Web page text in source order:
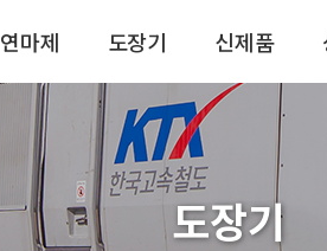
연마제 도장기 신제품
도장기